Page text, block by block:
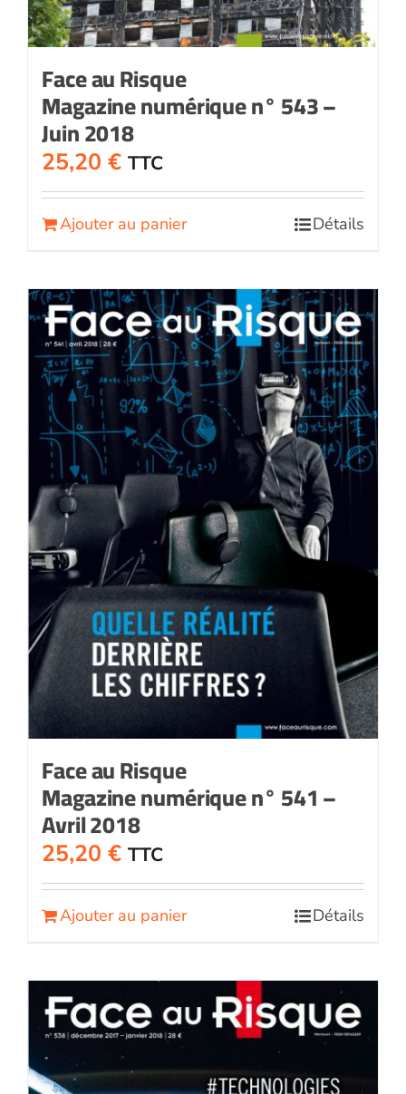
Face au Risque
Magazine numérique n° 543 –
Juin 2018
25,20 € TTC
Ajouter au panier Détails
Face au Risque
Magazine numérique n° 541 –
Avril 2018
25,20 € TTC
Ajouter au panier Détails